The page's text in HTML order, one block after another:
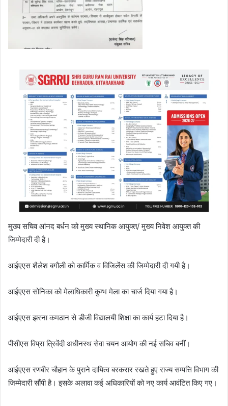
मुख्य सचिव आंनद बर्धन को मुख्य स्थानिक आयुक्त/ मुख्य निवेश आयुक्त की
जिम्मेदारी दी है।
आईएएस शैलेश बगौली को कार्मिक व विजिलेंस की जिम्मेदारी दी गयी है।
आईएएस सोनिका को मेलाधिकारी कुम्भ मेला का चार्ज दिया गया है।
आईएएस झरना कमठान से डीजी विद्यालयी शिक्षा का कार्य हटा दिया है।
पीसीएस विप्रा त्रिवेंदी अधीनस्थ सेवा चयन आयोग की नई सचिव बनीं।
आईएएस रणबीर चौहान के पुराने दायित्व बरकरार रखते हुए राज्य सम्पत्ति विभाग की
जिम्मेदारी सौंपी है। इसके अलावा कई अधिकारियों को नए कार्य आवंटित किए गए।